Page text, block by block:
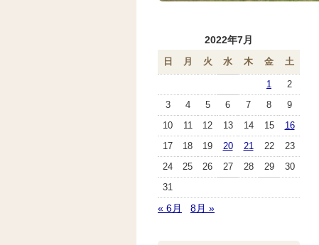
2022年7月
日 月 火 水 木 金 土
1
2
3
4 5 6 7 8
9
10
11 12 13 14 15
16
17
18 19 20 21 22
23
24
25 26 27 28 29
30
31
« 6月 8月 »